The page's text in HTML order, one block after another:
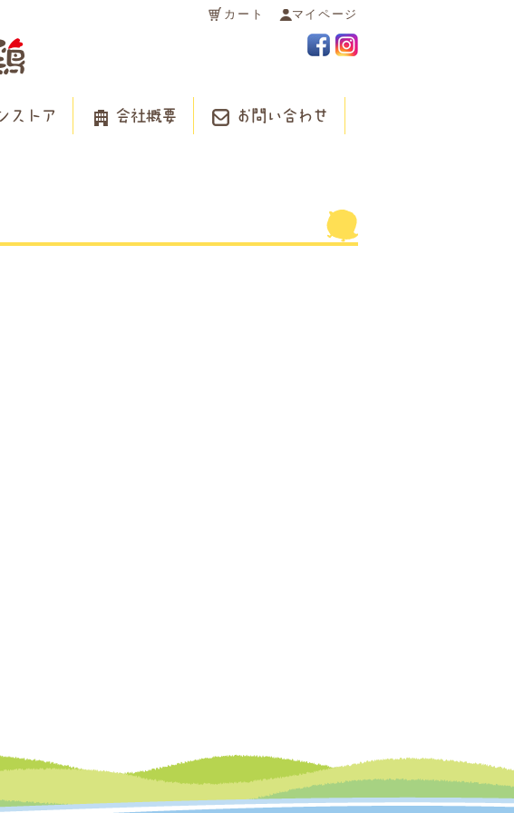
マイページ
カート
ストア 会社概要 お問い合わせ